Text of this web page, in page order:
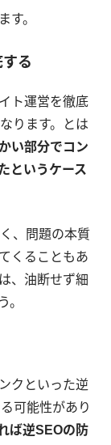
す。
る
ト運営を徹底
ります。とは
い部分でコン
というケース
、問題の本質
くることもあ
、油断せず細
。
クといった逆
可能性があり
ば逆SEOの防